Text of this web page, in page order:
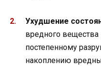
Ухудшение
вредного вещества
постепенному
накоплению